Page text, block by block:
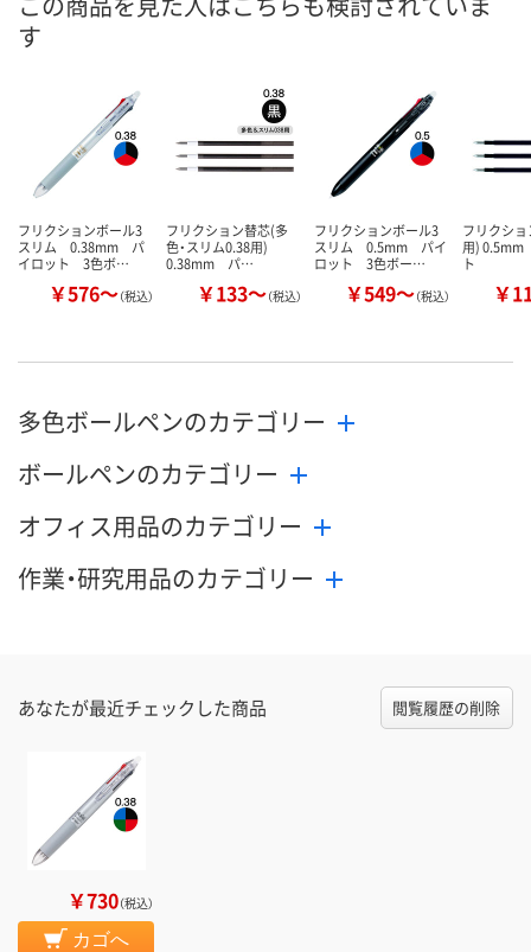
す
フリクションボール3
スリム 0.38mm パ
イロット 3色ボ…
￥576～（税込）
フリクション替芯(多
色・スリム0.38用)
0.38mm パ…
￥133～（税込）
フリクションボール3
スリム 0.5mm パイ
ロット 3色ボー…
￥549～（税込）
フリクシ
用)
ト
￥
多色ボールペンのカテゴリー
ボールペンのカテゴリー
オフィス用品のカテゴリー
作業・研究用品のカテゴリー
あなたが最近チェックした商品 閲覧履歴の削除
￥730（税込）
カゴへ